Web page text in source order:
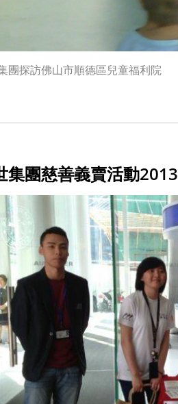
團探訪佛山市順德區兒童福利院
集團慈善義賣活動2013